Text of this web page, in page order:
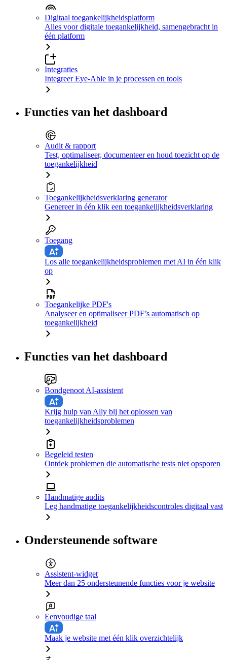
Digitaal toegankelijkheidsplatform
Alles voor digitale toegankelijkheid, samengebracht in
één platform
Integraties
Integreer Eye-Able in je processen en tools
Functies van het dashboard
Audit & rapport
Test, optimaliseer, documenteer en houd toezicht op de
toegankelijkheid
Toegankelijkheidsverklaring generator
Genereer in één klik een toegankelijkheidsverklaring
Toegang
Los alle toegankelijkheidsproblemen met AI in één klik
op
Toegankelijke PDF's
Analyseer en optimaliseer PDF’s automatisch op
toegankelijkheid
Functies van het dashboard
Bondgenoot AI-assistent
Krijg hulp van Ally bij het oplossen van
toegankelijkheidsproblemen
Begeleid testen
Ontdek problemen die automatische tests niet opsporen
Handmatige audits
Leg handmatige toegankelijkheidscontroles digitaal vast
Ondersteunende software
Assistent-widget
Meer dan 25 ondersteunende functies voor je website
Eenvoudige taal
Maak je website met één klik overzichtelijk